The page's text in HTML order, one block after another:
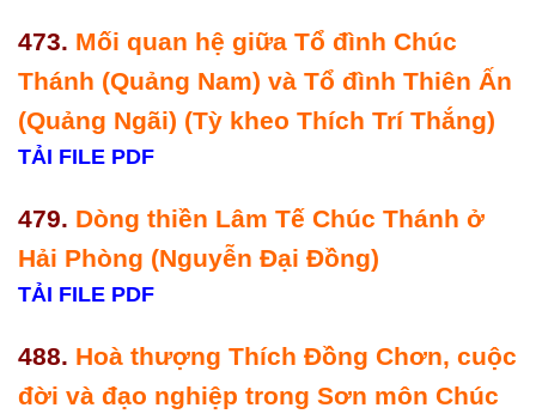
473. Mối quan hệ giữa Tổ đình Chúc
Thánh (Quảng Nam) và Tổ đình Thiên Ấn
(Quảng Ngãi) (Tỳ kheo Thích Trí Thắng)
TẢI FILE PDF
479. Dòng thiền Lâm Tế Chúc Thánh ở
Hải Phòng (Nguyễn Đại Đồng)
TẢI FILE PDF
488. Hoà thượng Thích Đồng Chơn, cuộc
đời và đạo nghiệp trong Sơn môn Chúc